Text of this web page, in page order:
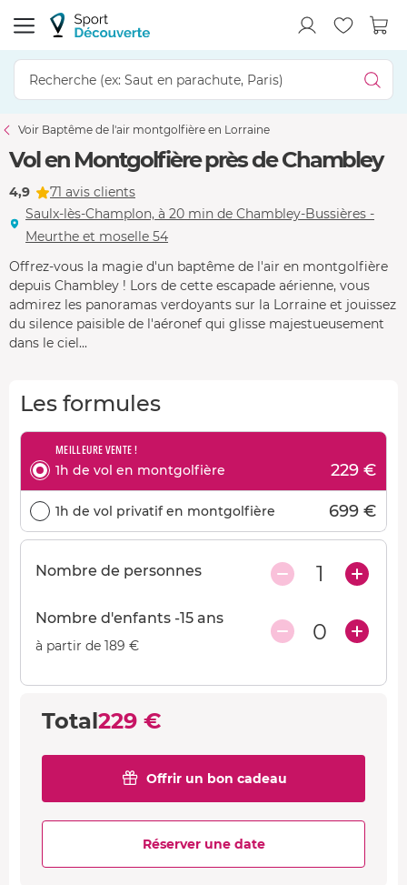
Voir Baptême de l'air montgolfière en Lorraine
Vol en Montgolfière près de Chambley
4,9
71 avis clients
Saulx-lès-Champlon, à 20 min de Chambley-Bussières -
Meurthe et moselle 54
Offrez-vous la magie d'un baptême de l'air en montgolfière
depuis Chambley ! Lors de cette escapade aérienne, vous
admirez les panoramas verdoyants sur la Lorraine et jouissez
du silence paisible de l'aéronef qui glisse majestueusement
dans le ciel...
Les formules
MEILLEURE VENTE !
1h de vol en montgolfière 229 €
1h de vol privatif en montgolfière 699 €
Nombre de personnes 1
Nombre d'enfants -15 ans
à partir de 189 €
0
Total229 €
Offrir un bon cadeau
Réserver une date